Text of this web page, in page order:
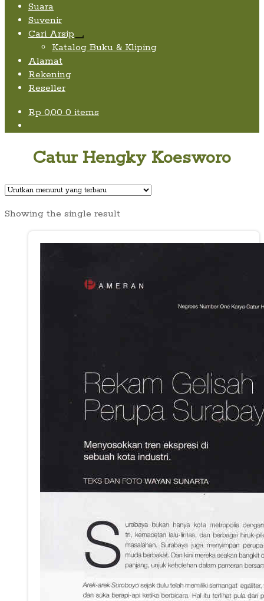
Suara
Suvenir
Cari Arsip
Expand
child
Katalog Buku & Kliping
Alamat
Rekening
Reseller
Rp 0,00 0 items
Catur Hengky Koesworo
Showing the single result